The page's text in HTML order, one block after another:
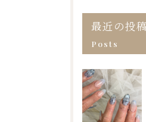
最近の投稿
Posts